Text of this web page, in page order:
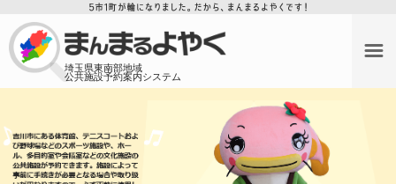
埼玉県東南部地域
公共施設予約案内システム